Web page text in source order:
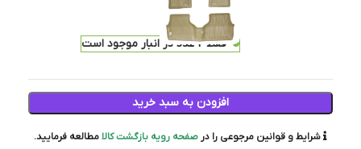
2,477,800تومان
فقط 2 عدد در انبار موجود است
افزودن به سبد خرید
شرایط و قوانین مرجوعی را درصفحه رویه بازگشت کالامطالعه فرمایید.